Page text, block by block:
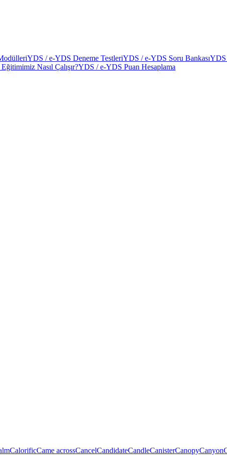
YDS / e-YDS Deneme TestleriYDS / e-YDS Soru BankasıYDS
Nasıl Çalışır?YDS / e-YDS Puan Hesaplama
CalorificCame acrossCancelCandidateCandleCanisterCanopyCanyon